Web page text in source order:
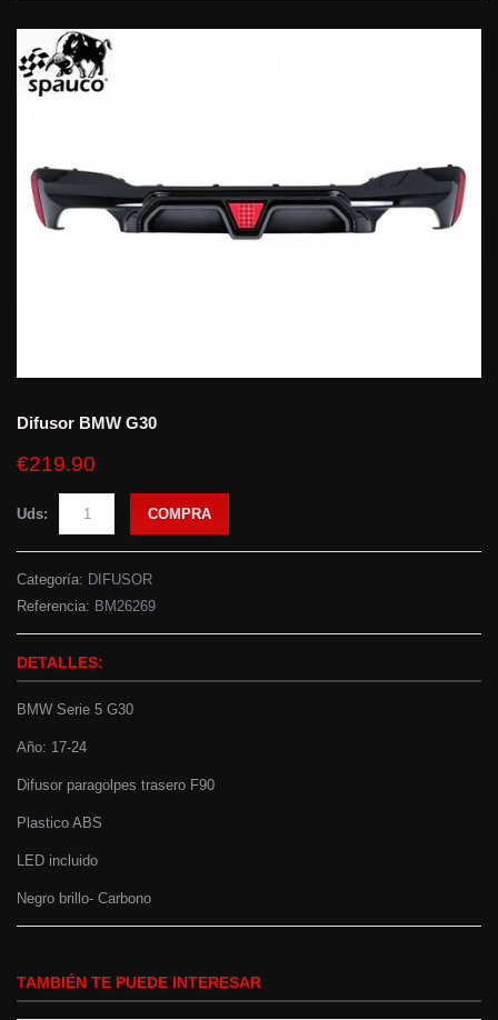
Difusor BMW G30
€219.90
Uds: COMPRA
Categoría: DIFUSOR
Referencia: BM26269
DETALLES:
BMW Serie 5 G30
Año: 17-24
Difusor paragolpes trasero F90
Plastico ABS
LED incluido
Negro brillo- Carbono
TAMBIÉN TE PUEDE INTERESAR